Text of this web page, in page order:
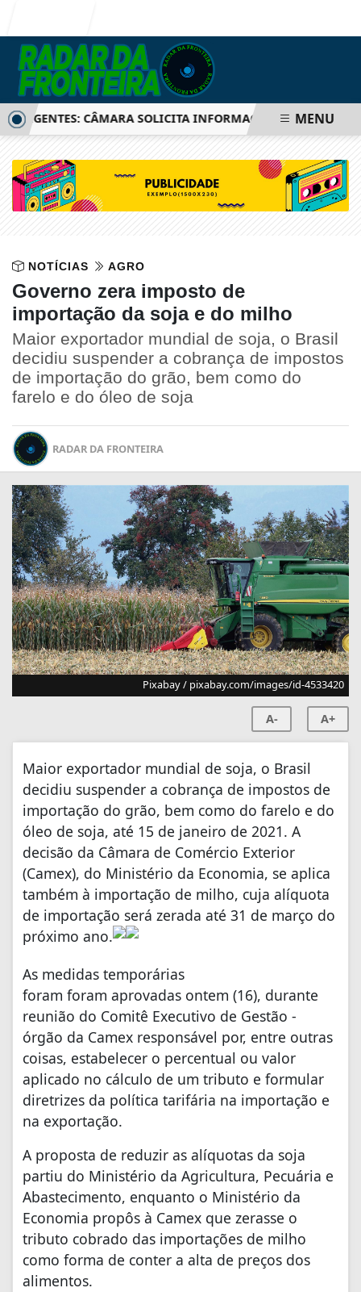
CÂMARA SOLICITA INFORMAÇÕES SOBRE SISTEMA
MENU
NOTÍCIAS AGRO
Governo zera imposto de
importação da soja e do milho
Maior exportador mundial de soja, o Brasil
decidiu suspender a cobrança de impostos
de importação do grão, bem como do
farelo e do óleo de soja
RADAR DA FRONTEIRA
Pixabay / pixabay.com/images/id-4533420
A- A+
Maior exportador mundial de soja, o Brasil
decidiu suspender a cobrança de impostos de
importação do grão, bem como do farelo e do
óleo de soja, até 15 de janeiro de 2021. A
decisão da Câmara de Comércio Exterior
(Camex), do Ministério da Economia, se aplica
também à importação de milho, cuja alíquota
de importação será zerada até 31 de março do
próximo ano.
As medidas temporárias
foram foram aprovadas ontem (16), durante
reunião do Comitê Executivo de Gestão -
órgão da Camex responsável por, entre outras
coisas, estabelecer o percentual ou valor
aplicado no cálculo de um tributo e formular
diretrizes da política tarifária na importação e
na exportação.
A proposta de reduzir as alíquotas da soja
partiu do Ministério da Agricultura, Pecuária e
Abastecimento, enquanto o Ministério da
Economia propôs à Camex que zerasse o
tributo cobrado das importações de milho
como forma de conter a alta de preços dos
alimentos.